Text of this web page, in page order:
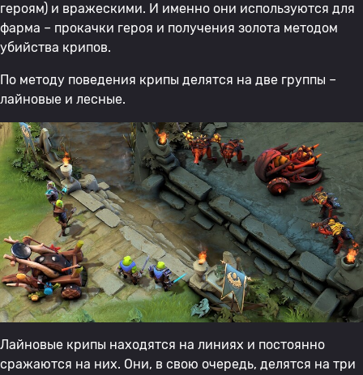
героям) и вражескими. И именно они используются для
фарма – прокачки героя и получения золота методом
убийства крипов.
По методу поведения крипы делятся на две группы –
лайновые и лесные.
Лайновые крипы находятся на линиях и постоянно
сражаются на них. Они, в свою очередь, делятся на три